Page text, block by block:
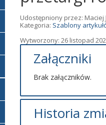
Udostępniony przez: Maciej
Kategoria: Szablony
Wytworzony: 26 listopad
Załączniki
Brak załączników.
Historia